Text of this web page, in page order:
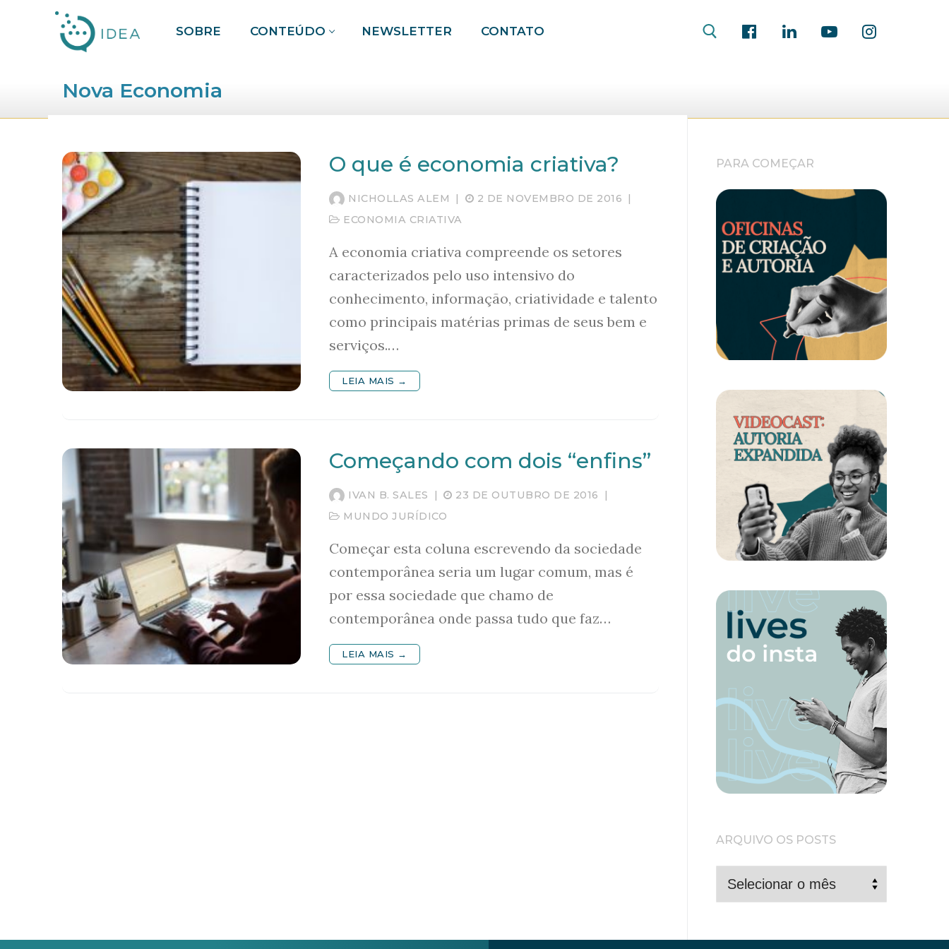
SOBRE CONTEÚDO NEWSLETTER CONTATO
Nova Economia
O que é economia criativa?
NICHOLLAS ALEM | 2 DE NOVEMBRO DE 2016
|
ECONOMIA CRIATIVA
A economia criativa compreende os setores
caracterizados pelo uso intensivo do
conhecimento, informação, criatividade e talento
como principais matérias primas de seus bem e
serviços.…
LEIA MAIS →
Começando com dois “enfins”
IVAN B. SALES | 23 DE OUTUBRO DE 2016
|
MUNDO JURÍDICO
Começar esta coluna escrevendo da sociedade
contemporânea seria um lugar comum, mas é
por essa sociedade que chamo de
contemporânea onde passa tudo que faz…
LEIA MAIS →
PARA COMEÇAR
ARQUIVO OS POSTS
ARQUIVO
OS